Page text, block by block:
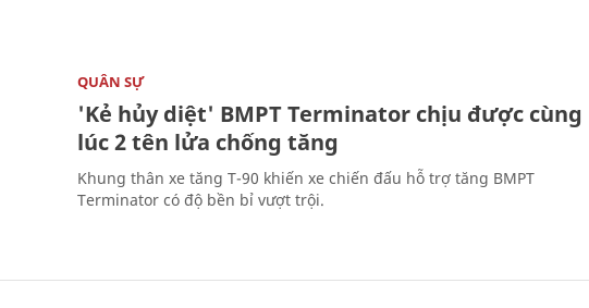
QUÂN SỰ
'Kẻ hủy diệt' BMPT Terminator chịu được cùng
lúc 2 tên lửa chống tăng
Khung thân xe tăng T-90 khiến xe chiến đấu hỗ trợ tăng BMPT
Terminator có độ bền bỉ vượt trội.